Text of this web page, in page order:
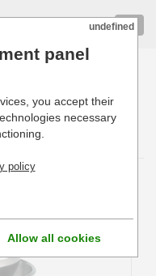
pour professionnels
undefined
panel
you accept their
necessary
policy
Allow all cookies